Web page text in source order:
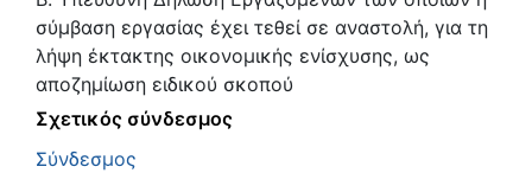
σύμβαση εργασίας έχει τεθεί σε αναστολή, για τη
λήψη έκτακτης οικονομικής ενίσχυσης, ως
αποζημίωση ειδικού σκοπού
Σχετικός σύνδεσμος
Σύνδεσμος